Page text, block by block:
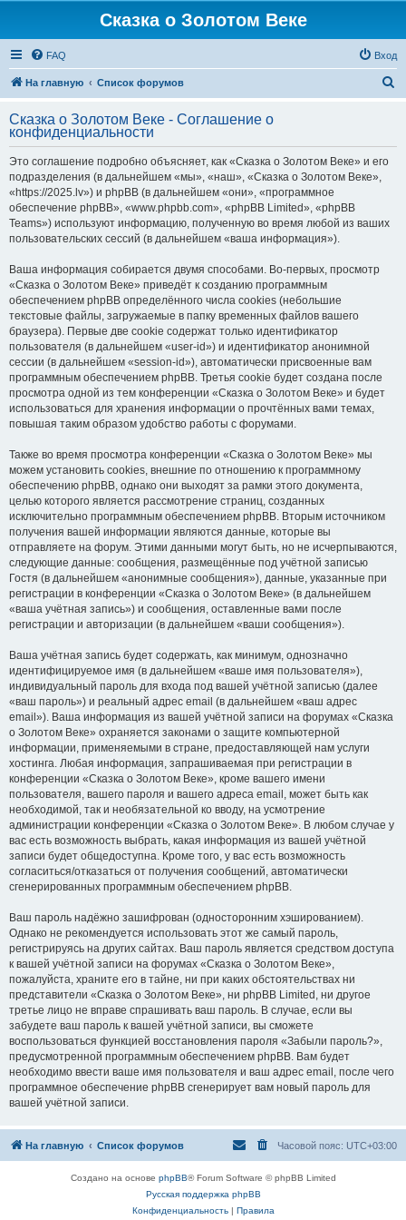
Сказка о Золотом Веке
FAQ Вход
На главную Список форумов
с
Сказка о Золотом Веке - Соглашение о
конфиденциальности
Это соглашение подробно объясняет, как «Сказка о Золотом Веке» и его
подразделения (в дальнейшем «мы», «наш», «Сказка о Золотом Веке»,
«https://2025.lv») и phpBB (в дальнейшем «они», «программное
обеспечение phpBB», «www.phpbb.com», «phpBB Limited», «phpBB
Teams») используют информацию, полученную во время любой из ваших
пользовательских сессий (в дальнейшем «ваша информация»).
Ваша информация собирается двумя способами. Во-первых, просмотр
«Сказка о Золотом Веке» приведёт к созданию программным
обеспечением phpBB определённого числа cookies (небольшие
текстовые файлы, загружаемые в папку временных файлов вашего
браузера). Первые две cookie содержат только идентификатор
пользователя (в дальнейшем «user-id») и идентификатор анонимной
сессии (в дальнейшем «session-id»), автоматически присвоенные вам
программным обеспечением phpBB. Третья cookie будет создана после
просмотра одной из тем конференции «Сказка о Золотом Веке» и будет
использоваться для хранения информации о прочтённых вами темах,
повышая таким образом удобство работы с форумами.
Также во время просмотра конференции «Сказка о Золотом Веке» мы
можем установить cookies, внешние по отношению к программному
обеспечению phpBB, однако они выходят за рамки этого документа,
целью которого является рассмотрение страниц, созданных
исключительно программным обеспечением phpBB. Вторым источником
получения вашей информации являются данные, которые вы
отправляете на форум. Этими данными могут быть, но не исчерпываются,
следующие данные: сообщения, размещённые под учётной записью
Гостя (в дальнейшем «анонимные сообщения»), данные, указанные при
регистрации в конференции «Сказка о Золотом Веке» (в дальнейшем
«ваша учётная запись») и сообщения, оставленные вами после
регистрации и авторизации (в дальнейшем «ваши сообщения»).
Ваша учётная запись будет содержать, как минимум, однозначно
идентифицируемое имя (в дальнейшем «ваше имя пользователя»),
индивидуальный пароль для входа под вашей учётной записью (далее
«ваш пароль») и реальный адрес email (в дальнейшем «ваш адрес
email»). Ваша информация из вашей учётной записи на форумах «Сказка
о Золотом Веке» охраняется законами о защите компьютерной
информации, применяемыми в стране, предоставляющей нам услуги
хостинга. Любая информация, запрашиваемая при регистрации в
конференции «Сказка о Золотом Веке», кроме вашего имени
пользователя, вашего пароля и вашего адреса email, может быть как
необходимой, так и необязательной ко вводу, на усмотрение
администрации конференции «Сказка о Золотом Веке». В любом случае у
вас есть возможность выбрать, какая информация из вашей учётной
записи будет общедоступна. Кроме того, у вас есть возможность
согласиться/отказаться от получения сообщений, автоматически
сгенерированных программным обеспечением phpBB.
Ваш пароль надёжно зашифрован (односторонним хэшированием).
Однако не рекомендуется использовать этот же самый пароль,
регистрируясь на других сайтах. Ваш пароль является средством доступа
к вашей учётной записи на форумах «Сказка о Золотом Веке»,
пожалуйста, храните его в тайне, ни при каких обстоятельствах ни
представители «Сказка о Золотом Веке», ни phpBB Limited, ни другое
третье лицо не вправе спрашивать ваш пароль. В случае, если вы
забудете ваш пароль к вашей учётной записи, вы сможете
воспользоваться функцией восстановления пароля «Забыли пароль?»,
предусмотренной программным обеспечением phpBB. Вам будет
необходимо ввести ваше имя пользователя и ваш адрес email, после чего
программное обеспечение phpBB сгенерирует вам новый пароль для
вашей учётной записи.
На главную Список форумов Часовой пояс: UTC+03:00
Создано на основе phpBB® Forum Software © phpBB Limited
Русская поддержка phpBB
Конфиденциальность| Правила